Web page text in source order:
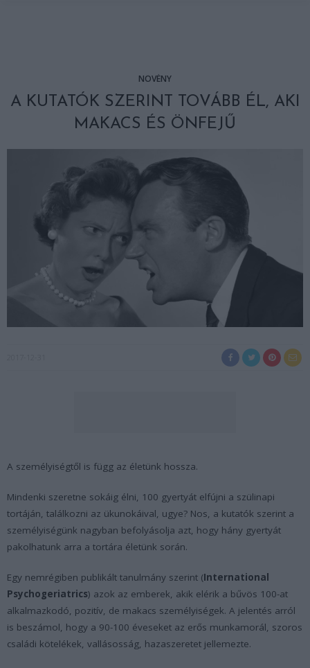
NÖVÉNY
A KUTATÓK SZERINT TOVÁBB ÉL, AKI
MAKACS ÉS ÖNFEJŰ
A személyiségtől is függ az életünk hossza.
Mindenki szeretne sokáig élni, 100 gyertyát elfújni a szülinapi
tortáján, találkozni az ükunokáival, ugye? Nos, a kutatók szerint a
személyiségünk nagyban befolyásolja azt, hogy hány gyertyát
pakolhatunk arra a tortára életünk során.
Egy nemrégiben publikált tanulmány szerint (International
Psychogeriatrics) azok az emberek, akik elérik a bűvös 100-at
alkalmazkodó, pozitív, de makacs személyiségek. A jelentés arról
is beszámol, hogy a 90-100 éveseket az erős munkamorál, szoros
családi kötelékek, vallásosság, hazaszeretet jellemezte.